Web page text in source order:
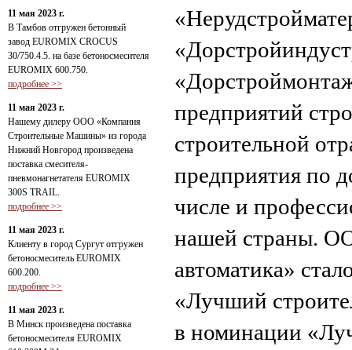
11 мая 2023 г.
В Тамбов отгружен бетонный
завод EUROMIX CROCUS
30/750.4.5. на базе бетоносмесителя
EUROMIX 600.750.
подробнее >>
11 мая 2023 г.
Нашему дилеру ООО «Компания
Строительные Машины» из города
Нижний Новгород произведена
поставка смесителя-
пневмонагнетателя EUROMIX
300S TRAIL.
подробнее >>
11 мая 2023 г.
Клиенту в город Сургут отгружен
бетоносмеситель EUROMIX
600.200.
подробнее >>
11 мая 2023 г.
В Минск произведена поставка
бетоносмесителя EUROMIX
предприятий
строительной
предприятия по
числе и
нашей страны.
автоматика»
«Лучший
в номинации